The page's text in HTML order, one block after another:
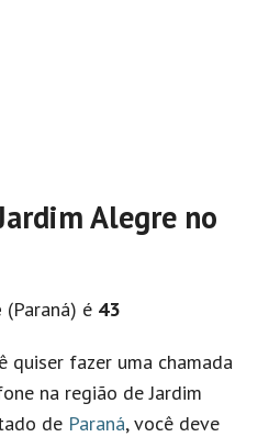
Alegre no
(Paraná) é 43
quiser fazer uma chamada
na região de Jardim
de Paraná, você deve